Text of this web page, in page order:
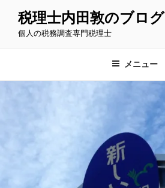
税理士内田敦のブログ
個人の税務調査専門税理士
メニュー